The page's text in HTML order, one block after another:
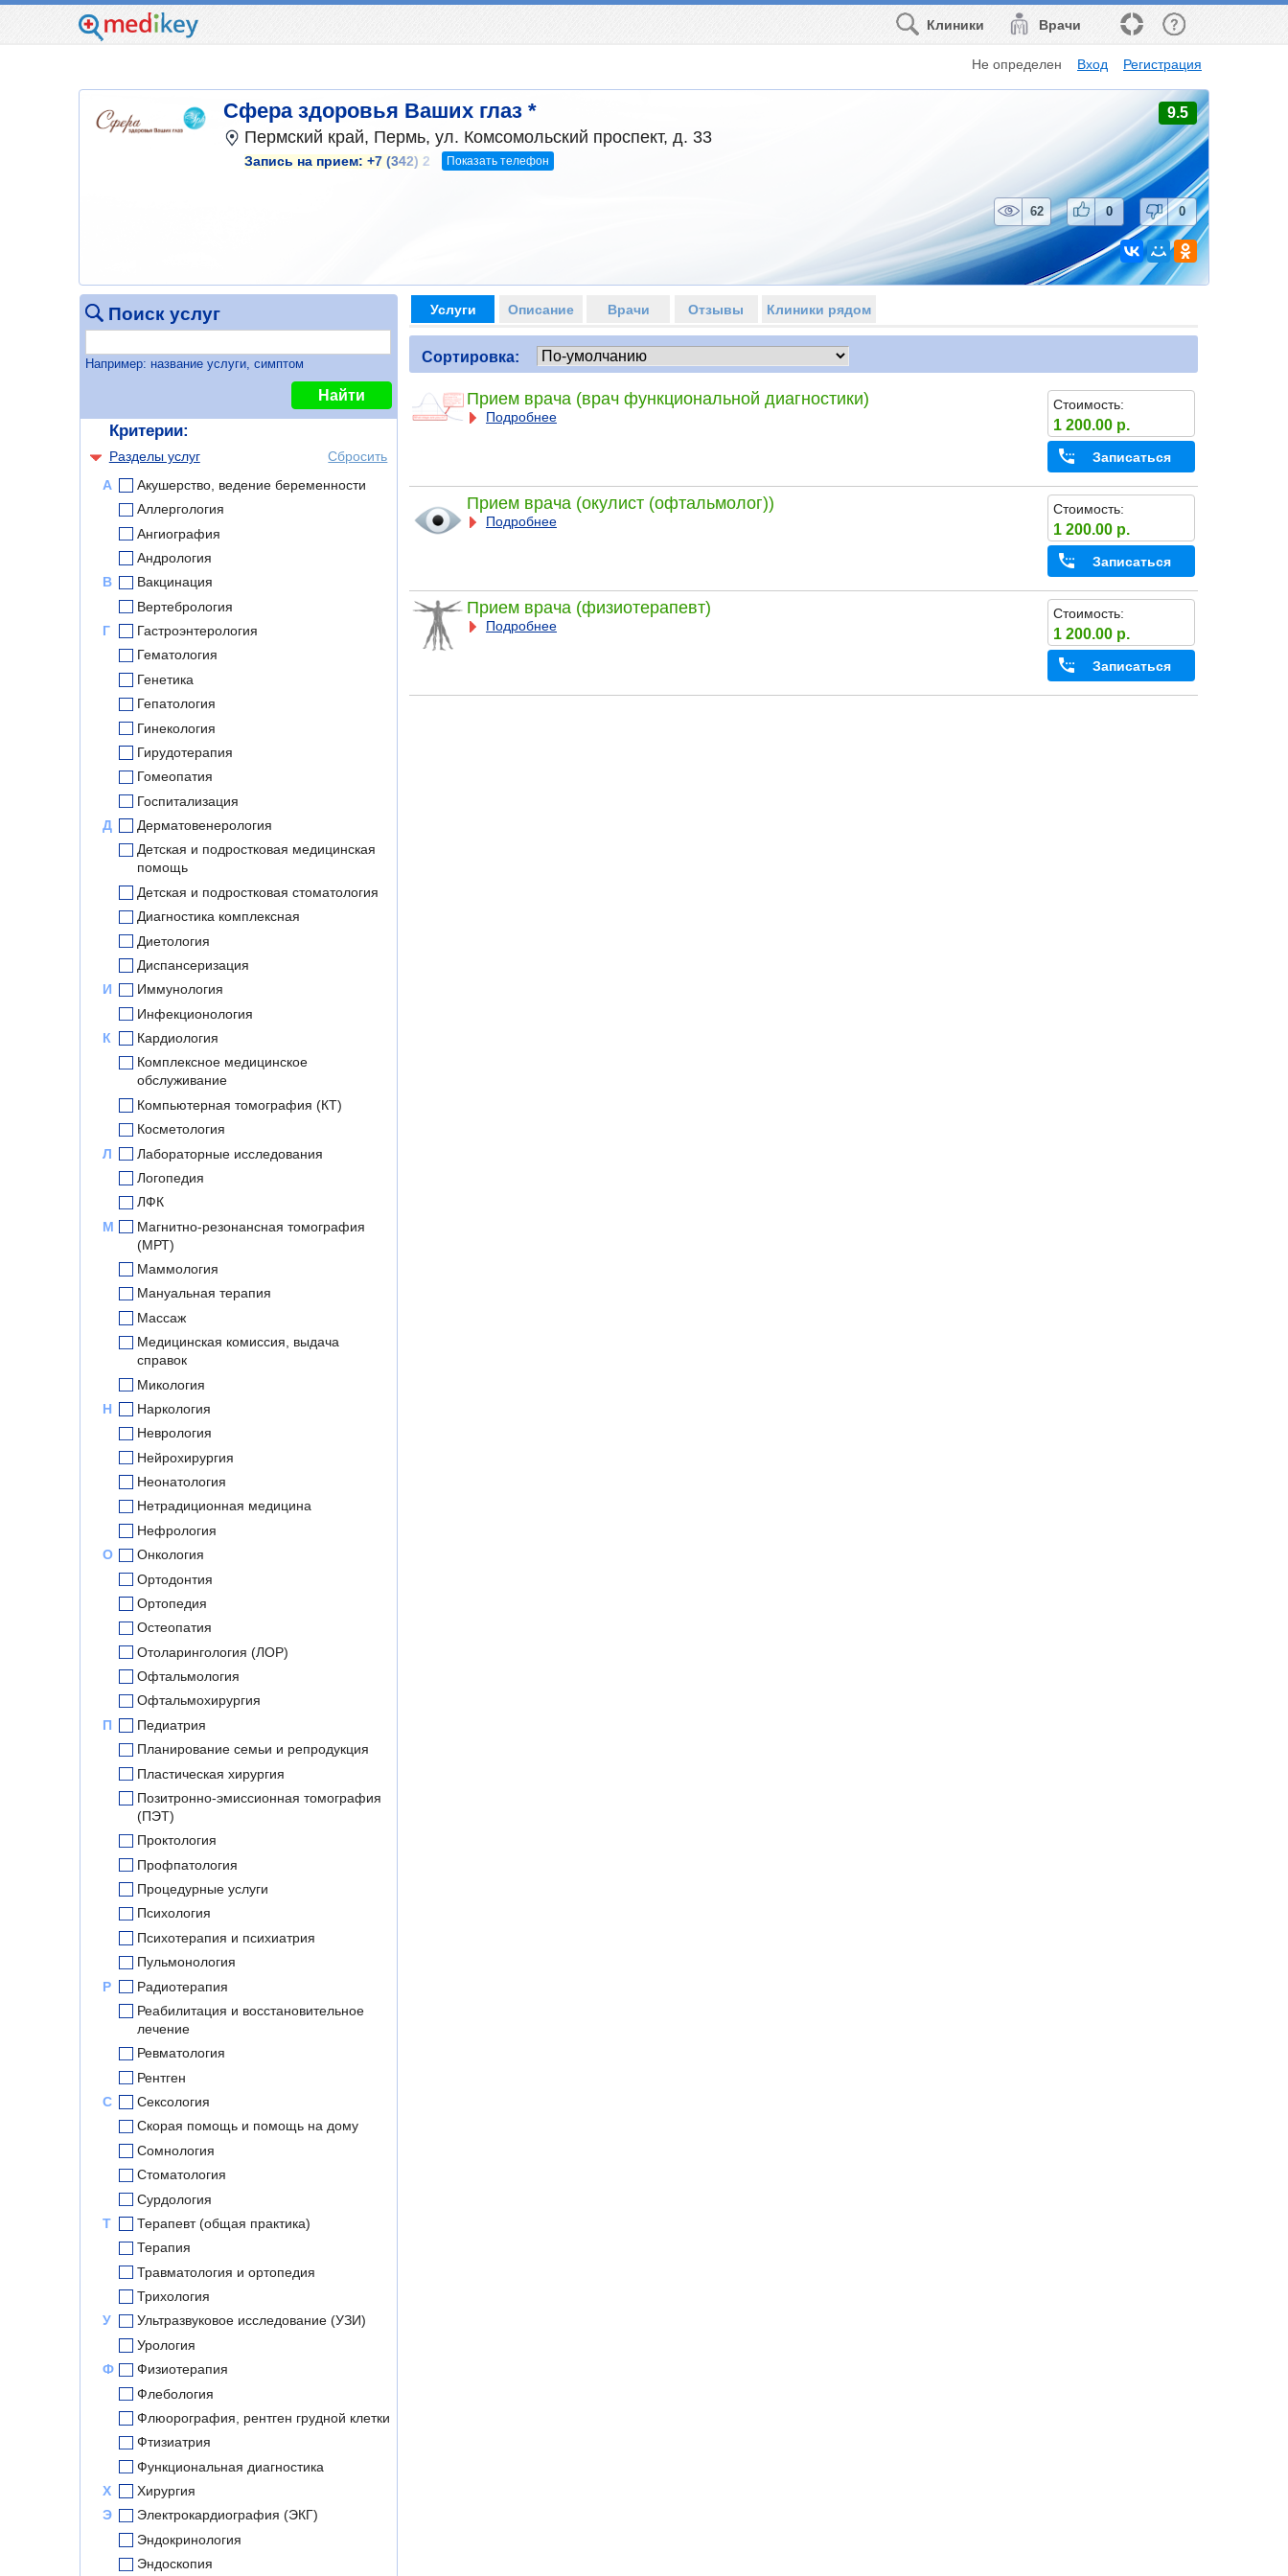
Врачи
Клиники
Не определен Вход Регистрация
Сфера здоровья Ваших глаз * 9.5
Пермский край, Пермь, ул. Комсомольский проспект, д. 33
Запись на прием: +7 (342) 2 Показать телефон
62 0 0
Поиск услуг
Например: название услуги, симптом
Найти
Критерии:
Разделы услуг
Сбросить
А
Акушерство, ведение беременности
Аллергология
Ангиография
Андрология
В
Вакцинация
Вертебрология
Г
Гастроэнтерология
Гематология
Генетика
Гепатология
Гинекология
Гирудотерапия
Гомеопатия
Госпитализация
Д
Дерматовенерология
Детская и подростковая медицинская
помощь
Детская и подростковая стоматология
Диагностика комплексная
Диетология
Диспансеризация
И
Иммунология
Инфекционология
К
Кардиология
Комплексное медицинское
обслуживание
Компьютерная томография (КТ)
Косметология
Л
Лабораторные исследования
Логопедия
ЛФК
М
Магнитно-резонансная томография
(МРТ)
Маммология
Мануальная терапия
Массаж
Медицинская комиссия, выдача
справок
Микология
Н
Наркология
Неврология
Нейрохирургия
Неонатология
Нетрадиционная медицина
Нефрология
О
Онкология
Ортодонтия
Ортопедия
Остеопатия
Отоларингология (ЛОР)
Офтальмология
Офтальмохирургия
П
Педиатрия
Планирование семьи и репродукция
Пластическая хирургия
Позитронно-эмиссионная томография
(ПЭТ)
Проктология
Профпатология
Процедурные услуги
Психология
Психотерапия и психиатрия
Пульмонология
Р
Радиотерапия
Реабилитация и восстановительное
лечение
Ревматология
Рентген
С
Сексология
Скорая помощь и помощь на дому
Сомнология
Стоматология
Сурдология
Т
Терапевт (общая практика)
Терапия
Травматология и ортопедия
Трихология
У
Ультразвуковое исследование (УЗИ)
Урология
Ф
Физиотерапия
Флебология
Флюорография, рентген грудной клетки
Фтизиатрия
Функциональная диагностика
Х
Хирургия
Э
Электрокардиография (ЭКГ)
Эндокринология
Эндоскопия
Услуги Описание Врачи Отзывы Клиники рядом
Сортировка:
Прием врача (врач функциональной диагностики)
Подробнее
Стоимость:
1 200.00 р.
Записаться
Прием врача (окулист (офтальмолог))
Подробнее
Стоимость:
1 200.00 р.
Записаться
Прием врача (физиотерапевт)
Подробнее
Стоимость:
1 200.00 р.
Записаться